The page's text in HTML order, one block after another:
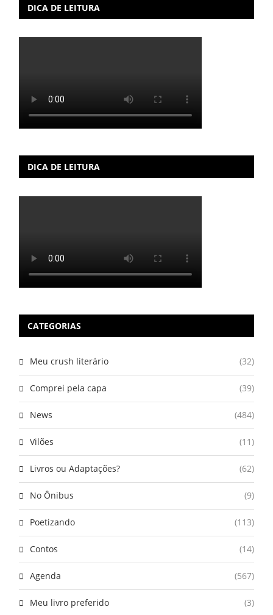
DICA DE LEITURA
DICA DE LEITURA
CATEGORIAS
Meu crush literário (32)
Comprei pela capa (39)
News (484)
Vilões (11)
Livros ou Adaptações? (62)
No Ônibus (9)
Poetizando (113)
Contos (14)
Agenda (567)
Meu livro preferido (3)